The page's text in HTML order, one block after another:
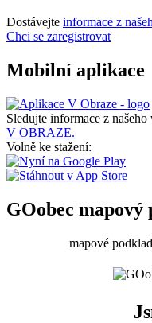
Dostávejte informace z
Chci se zaregistrovat
Mobilní aplikace
Sledujte informace z našeho
V OBRAZE.
Volně ke stažení:
GOobec mapový
mapové